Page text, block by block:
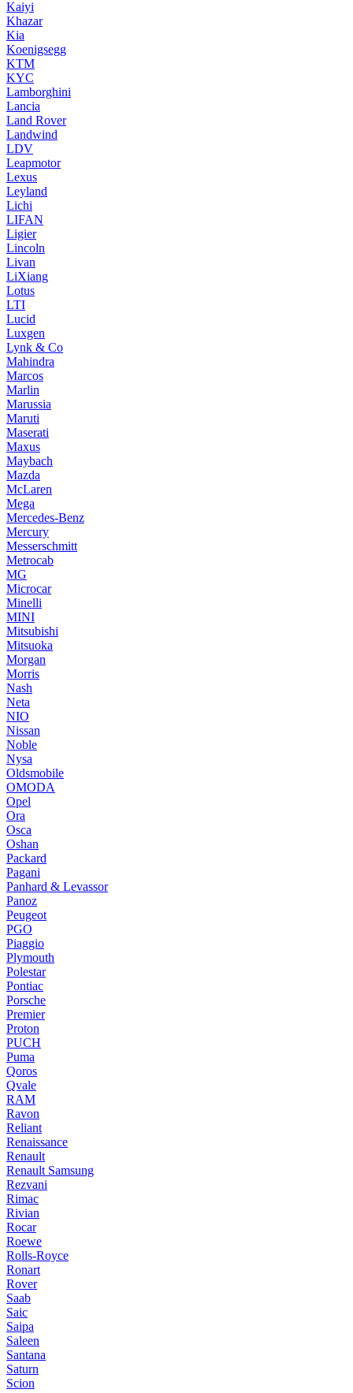
Kaiyi
Khazar
Kia
Koenigsegg
KTM
KYC
Lamborghini
Lancia
Land Rover
Landwind
LDV
Leapmotor
Lexus
Leyland
Lichi
LIFAN
Ligier
Lincoln
Livan
LiXiang
Lotus
LTI
Lucid
Luxgen
Lynk & Co
Mahindra
Marcos
Marlin
Marussia
Maruti
Maserati
Maxus
Maybach
Mazda
McLaren
Mega
Mercedes-Benz
Mercury
Messerschmitt
Metrocab
MG
Microcar
Minelli
MINI
Mitsubishi
Mitsuoka
Morgan
Morris
Nash
Neta
NIO
Nissan
Noble
Nysa
Oldsmobile
OMODA
Opel
Ora
Osca
Oshan
Packard
Pagani
Panhard & Levassor
Panoz
Peugeot
PGO
Piaggio
Plymouth
Polestar
Pontiac
Porsche
Premier
Proton
PUCH
Puma
Qoros
Qvale
RAM
Ravon
Reliant
Renaissance
Renault
Renault Samsung
Rezvani
Rimac
Rivian
Rocar
Roewe
Rolls-Royce
Ronart
Rover
Saab
Saic
Saipa
Saleen
Santana
Saturn
Scion